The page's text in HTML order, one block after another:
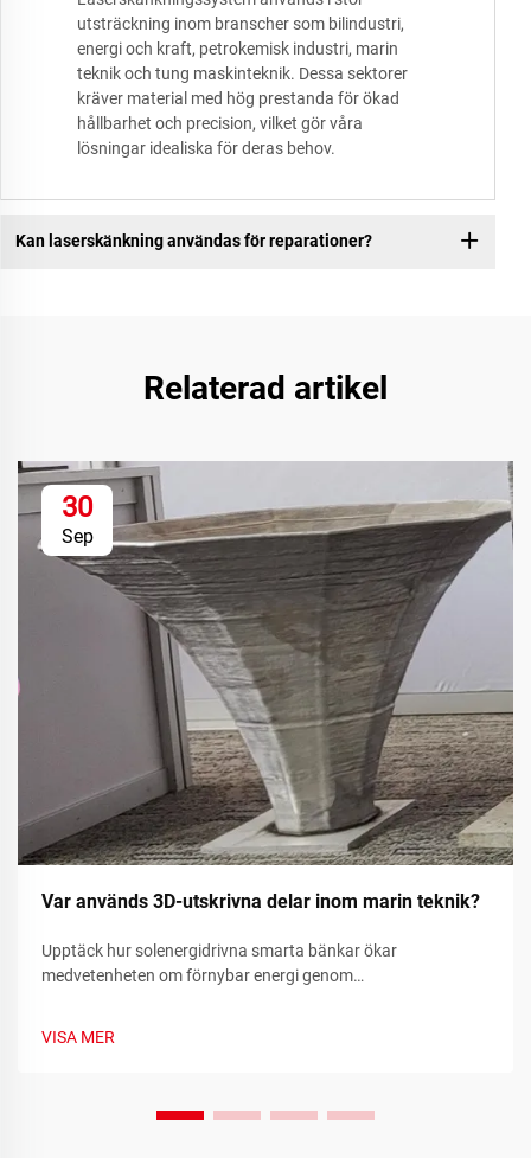
utsträckning inom branscher som bilindustri,
energi och kraft, petrokemisk industri, marin
teknik och tung maskinteknik. Dessa sektorer
kräver material med hög prestanda för ökad
hållbarhet och precision, vilket gör våra
lösningar idealiska för deras behov.
Kan laserskänkning användas för reparationer?
Relaterad artikel
30
Sep
Var används 3D-utskrivna delar inom marin teknik?
Upptäck hur solenergidrivna smarta bänkar ökar
medvetenheten om förnybar energi genom
VISA MER